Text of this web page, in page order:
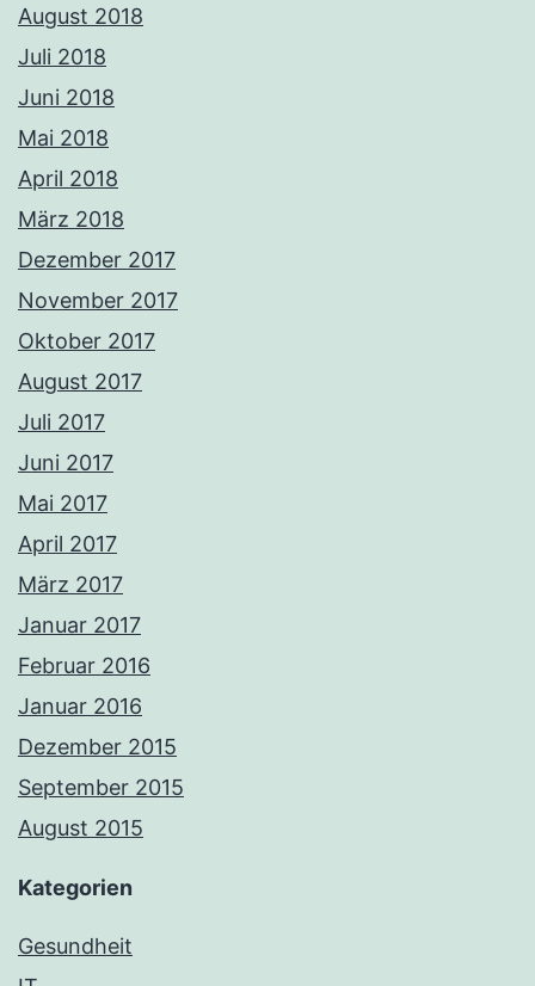
August 2018
Juli 2018
Juni 2018
Mai 2018
April 2018
März 2018
Dezember 2017
November 2017
Oktober 2017
August 2017
Juli 2017
Juni 2017
Mai 2017
April 2017
März 2017
Januar 2017
Februar 2016
Januar 2016
Dezember 2015
September 2015
August 2015
Kategorien
Gesundheit